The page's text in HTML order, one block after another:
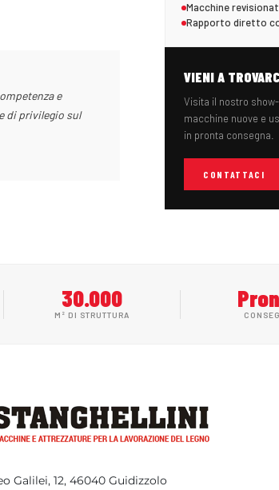
e
di privilegio sul
Macchine
Rapporto diretto
VIENI A
Visita il nostro
macchine nuove e
in pronta consegna.
CONTATTACI
30.000
M² DI STRUTTURA
Galilei, 12, 46040 Guidizzolo